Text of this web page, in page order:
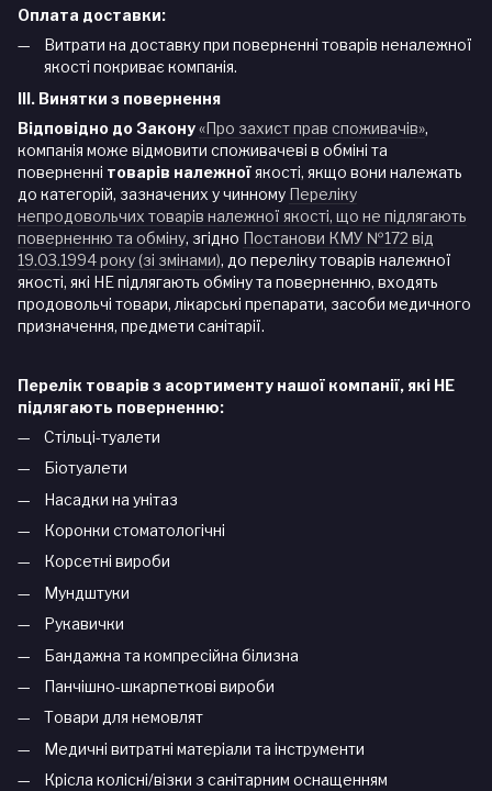
Оплата доставки:
Витрати на доставку при поверненні товарів неналежної
якості покриває компанія.
III. Винятки з повернення
Відповідно до Закону«Про захист прав споживачів»,
компанія може відмовити споживачеві в обміні та
поверненні товарів належноїякості, якщо вони належать
до категорій, зазначених у чинному Переліку
непродовольчих товарів належної якості, що не підлягають
поверненню та обміну, згідно Постанови КМУ №172 від
19.03.1994 року (зі змінами), до переліку товарів належної
якості, які НЕ підлягають обміну та поверненню, входять
продовольчі товари, лікарські препарати, засоби медичного
призначення, предмети санітарії.
Перелік товарів з асортименту нашої компанії, які НЕ
підлягають поверненню:
Стільці-туалети
Біотуалети
Насадки на унітаз
Коронки стоматологічні
Корсетні вироби
Мундштуки
Рукавички
Бандажна та компресійна білизна
Панчішно-шкарпеткові вироби
Товари для немовлят
Медичні витратні матеріали та інструменти
Крісла колісні/візки з санітарним оснащенням